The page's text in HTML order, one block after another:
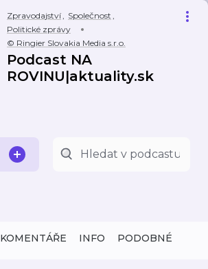
Zpravodajství, Společnost ,
Politické zprávy
© Ringier Slovakia Media s.r.o.
Podcast NA
ROVINU|aktuality.sk
KOMENTÁŘE INFO PODOBNÉ